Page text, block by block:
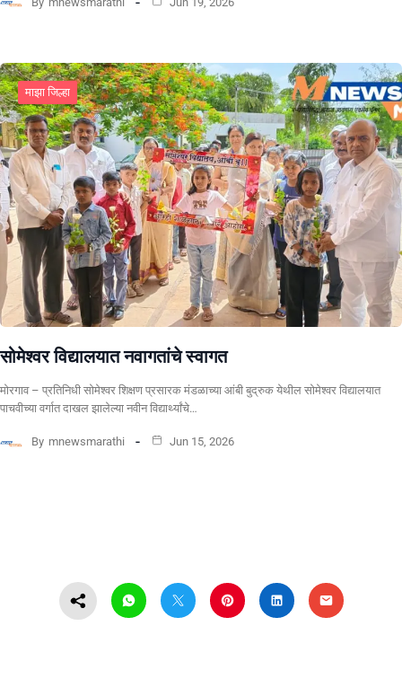
माझा जिल्हा
सोमेश्वर विद्यालयात नवागतांचे स्वागत
मोरगाव – प्रतिनिधी सोमेश्वर शिक्षण प्रसारक मंडळाच्या आंबी बुद्रुक येथील सोमेश्वर विद्यालयात
पाचवीच्या वर्गात दाखल झालेल्या नवीन विद्यार्थ्यांचे…
By mnewsmarathi Jun 15, 2026